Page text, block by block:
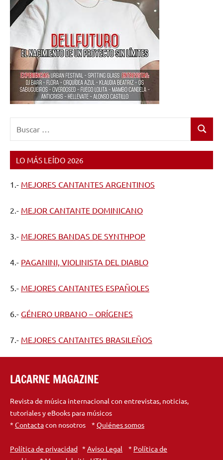
Buscar
LO MÁS LEÍDO 2026
1.- MEJORES CANTANTES ARGENTINOS
2.- MEJOR CANTANTE DOMINICANO
3.- MEJORES BANDAS DE SYNTHPOP
4.- PAGANINI, VIOLINISTA DEL DIABLO
5.- MEJORES CANTANTES ESPAÑOLES
6.- GÉNERO URBANO – ORÍGENES
7.- MEJORES CANTANTES BRASILEÑOS
LACARNE MAGAZINE
Revista de música internacional con entrevistas, noticias,
tutoriales y eBooks para músicos
* Contactacon nosotros * Quiénes somos
Política de privacidad * Aviso Legal * Política de